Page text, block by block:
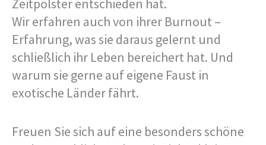
Zeitpolster entschieden hat.
Wir erfahren auch von ihrer Burnout –
Erfahrung, was sie daraus gelernt und
schließlich ihr Leben bereichert hat. Und
warum sie gerne auf eigene Faust in
exotische Länder fährt.
Freuen Sie sich auf eine besonders schöne